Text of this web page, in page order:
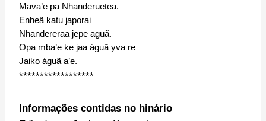
Mava’e pa Nhanderuetea.
Enheã katu japorai
Nhandereraa jepe aguã.
Opa mba’e ke jaa águã yva re
Jaiko águã a’e.
******************
Informações contidas no hinário